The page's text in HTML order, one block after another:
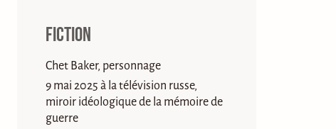
Fiction
Chet Baker, personnage
9 mai 2025 à la télévision russe,
miroir idéologique de la mémoire de
guerre